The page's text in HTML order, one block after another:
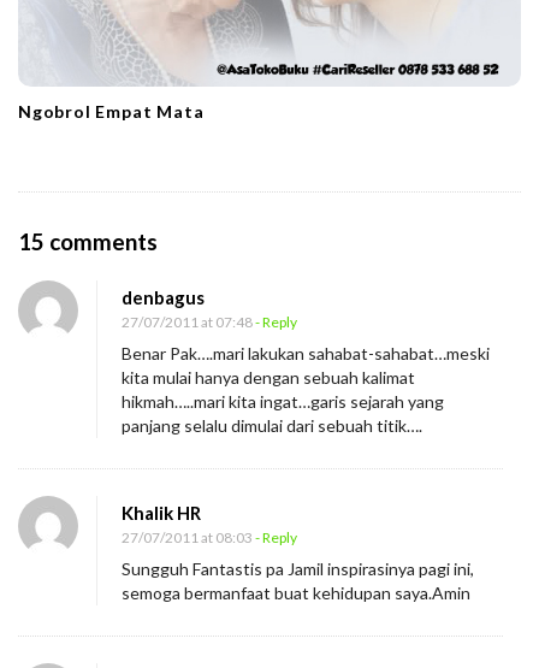
Ngobrol Empat Mata
15 comments
T
r
u
s
l
a
h
H
i
d
denbagus
27/07/2011 at 07:48- Reply
Benar Pak….mari lakukan sahabat-sahabat…meski
kita mulai hanya dengan sebuah kalimat
hikmah…..mari kita ingat…garis sejarah yang
panjang selalu dimulai dari sebuah titik….
Khalik HR
27/07/2011 at 08:03 - Reply
Sungguh Fantastis pa Jamil inspirasinya pagi ini,
semoga bermanfaat buat kehidupan saya.Amin